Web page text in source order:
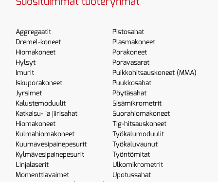
Aggregaatit
Dremel-koneet
Hiomakoneet
Hylsyt
Imurit
Iskuporakoneet
Jyrsimet
Kalustemoduulit
Katkaisu- ja jiirisahat
Hiomakoneet
Kulmahiomakoneet
Kuumavesipainepesurit
Kylmävesipainepesurit
Linjalaserit
Momenttiavaimet
Pistosahat
Plasmakoneet
Porakoneet
Poravasarat
Puikkohitsauskoneet (MMA)
Puukkosahat
Pöytäsahat
Sisämikrometrit
Suorahiomakoneet
Tig-hitsauskoneet
Työkalumoduulit
Työkaluvaunut
Työntömitat
Ulkomikrometrit
Upotussahat